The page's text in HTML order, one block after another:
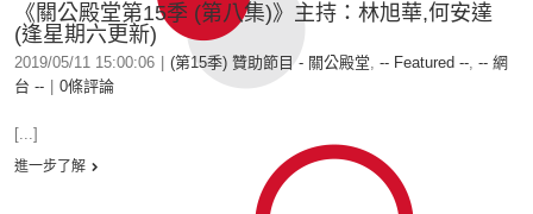
《關公殿堂第15季 (第八集)》主持：林旭華,何安達
(逢星期六更新)
2019/05/11 15:00:06 (第15季) 贊助節目 - 關公殿堂, -- Featured --, -- 網
台 --
0條評論
[...]
進一步了解